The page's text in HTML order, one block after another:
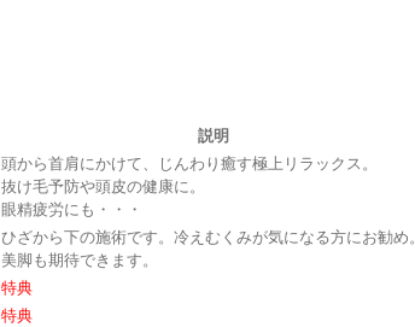
説明
頭から首肩にかけて、じんわり癒す極上リラックス。
抜け毛予防や頭皮の健康に。
眼精疲労にも・・・
ひざから下の施術です。冷えむくみが気になる方にお勧め。
美脚も期待できます。
特典
特典